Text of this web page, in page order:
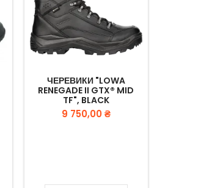
ЧЕРЕВИКИ "LOWA
RENEGADE II GTX® MID
TF", BLACK
Вартість
9 750,00 ₴